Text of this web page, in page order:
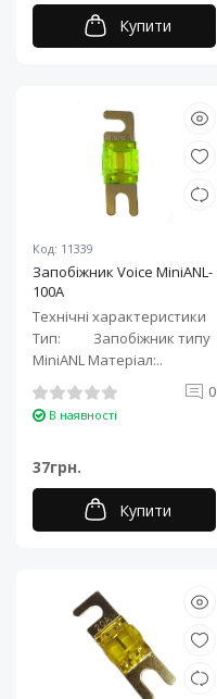
Купити
Код: 11339
Запобіжник Voice MiniANL-
100A
Технічні характеристики
Тип: Запобіжник типу
MiniANL Матеріал:..
0
В наявності
37грн.
Купити